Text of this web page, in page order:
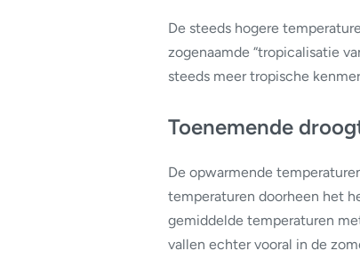
De steeds hogere
zogenaamde “tropicalisatie
steeds meer tropische
Toenemende
De opwarmende
temperaturen doorheen het
gemiddelde temperaturen
vallen echter vooral in de